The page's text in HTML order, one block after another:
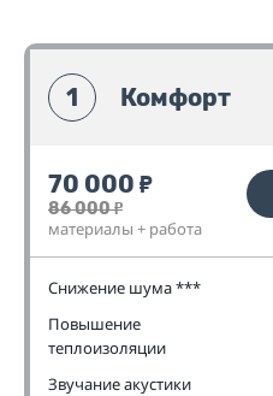
1 Комфорт
70 000 ₽
86 000₽
материалы + работа
Снижение шума ***
Повышение
теплоизоляции
Звучание акустики